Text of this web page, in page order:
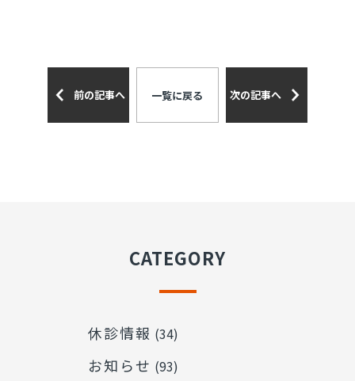
前の記事へ 一覧に戻る 次の記事へ
CATEGORY
休診情報 (34)
お知らせ (93)